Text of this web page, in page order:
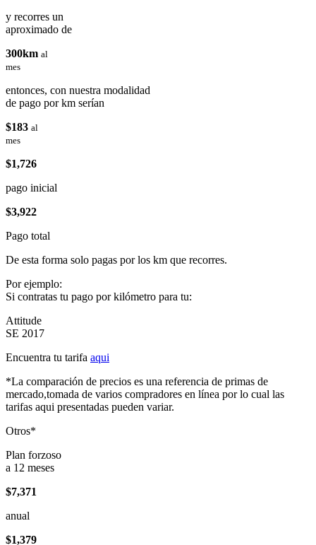
y recorres un
aproximado de
300km al
mes
entonces, con nuestra modalidad
de pago por km serían
$183 al
mes
$1,726
pago inicial
$3,922
Pago total
De esta forma solo pagas por los km que recorres.
Por ejemplo:
Si contratas tu pago por kilómetro para tu:
Attitude
SE 2017
Encuentra tu tarifa aqui
*La comparación de precios es una referencia de primas de
mercado,tomada de varios compradores en línea por lo cual las
tarifas aqui presentadas pueden variar.
Otros*
Plan forzoso
a 12 meses
$7,371
anual
$1,379